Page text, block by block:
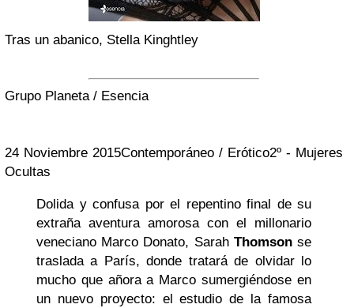
Tras un abanico, Stella Kinghtley
Grupo Planeta / Esencia
24 Noviembre 2015Contemporáneo / Erótico2º - Mujeres
Ocultas
Dolida y confusa por el repentino final de su
extraña aventura amorosa con el millonario
veneciano Marco Donato, Sarah Thomsonse
traslada a París, donde tratará de olvidar lo
mucho que añora a Marco sumergiéndose en
un nuevo proyecto: el estudio de la famosa